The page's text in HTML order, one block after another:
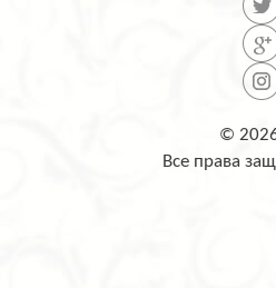
©
Все права